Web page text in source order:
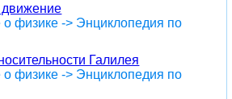
движение
о физике -> Энциклопедия по
Галилея
о физике -> Энциклопедия по